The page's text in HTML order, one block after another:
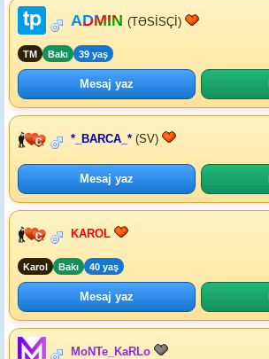
ADMIN (TƏSİSÇİ)
TM Bakı 39 yaş
Mesaj yaz
*_BARCA_* (SV)
Mesaj yaz
KAROL
Karol Bakı 40 yaş
Mesaj yaz
MoNTe_KaRLo